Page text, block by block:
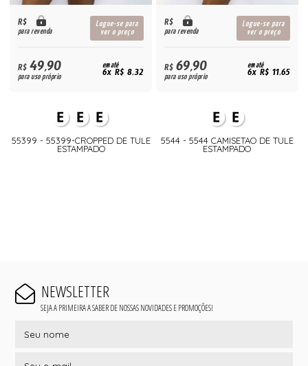
R$
para revenda
Logue-se para
ver o preço
R$49,90
para uso próprio
em até
6x R$ 8,32
55399 - 55399-CROPPED DE TULE
ESTAMPADO
R$
para revenda
Logue-se para
ver o preço
R$69,90
para uso próprio
em até
6x R$ 11,65
5544 - 5544 CAMISETAO DE TULE
ESTAMPADO
NEWSLETTER
SEJA A PRIMEIRA A SABER DE NOSSAS NOVIDADES E PROMOÇÕES!